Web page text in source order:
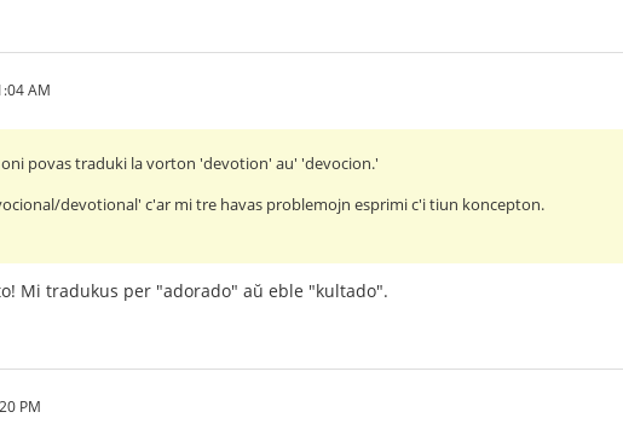
AM
oni povas traduki la vorton 'devotion' au' 'devocion.'
devotional' c'ar mi tre havas problemojn esprimi c'i tiun koncepton.
Mi tradukus per "adorado" aŭ eble "kultado".
PM